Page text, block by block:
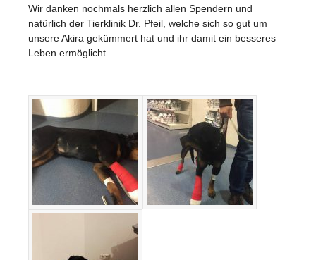
Wir danken nochmals herzlich allen Spendern und
natürlich der Tierklinik Dr. Pfeil, welche sich so gut um
unsere Akira gekümmert hat und ihr damit ein besseres
Leben ermöglicht.